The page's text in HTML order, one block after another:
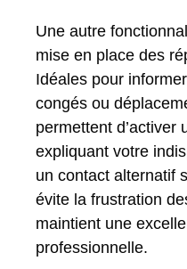
Une autre
mise en place des
Idéales pour
congés ou
permettent d’activer
expliquant votre
un contact alternatif
évite la frustration
maintient une
professionnelle.